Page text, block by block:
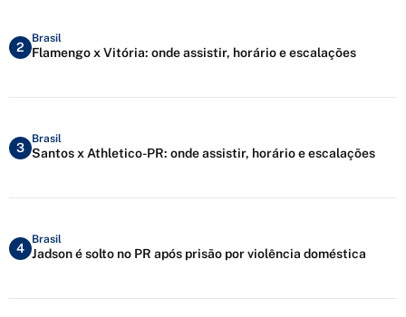
2
Brasil
Flamengo x Vitória: onde assistir, horário e escalações
3
Brasil
Santos x Athletico-PR: onde assistir, horário e escalações
4
Brasil
Jadson é solto no PR após prisão por violência doméstica